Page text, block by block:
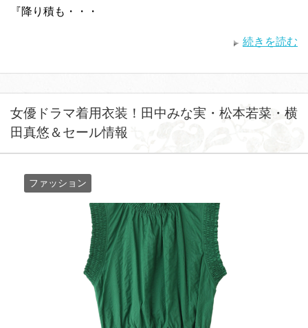
『降り積も・・・
続きを読む
女優ドラマ着用衣装！田中みな実・松本若菜・横
田真悠＆セール情報
ファッション